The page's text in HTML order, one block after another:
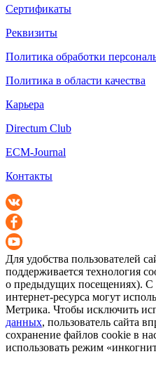
Сертификаты
Реквизиты
Политика обработки
Политика в области качества
Карьера
Directum Club
ECM-Journal
Контакты
Для удобства пользователей
поддерживается технология
о предыдущих посещениях). С
интернет-ресурса могут
Метрика. Чтобы исключить
данных, пользователь сайта
сохранение файлов cookie в
использовать режим